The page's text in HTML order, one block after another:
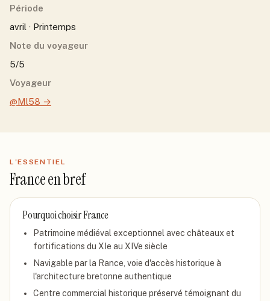
Période
avril · Printemps
Note du voyageur
5/5
Voyageur
@Ml58 →
L'ESSENTIEL
Franceen bref
Pourquoi choisirFrance
Patrimoine médiéval exceptionnel avec châteaux et
fortifications du XIe au XIVe siècle
Navigable par la Rance, voie d'accès historique à
l'architecture bretonne authentique
Centre commercial historique préservé témoignant du